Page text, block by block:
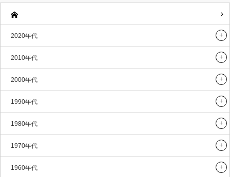
2020年代
2010年代
2000年代
1990年代
1980年代
1970年代
1960年代